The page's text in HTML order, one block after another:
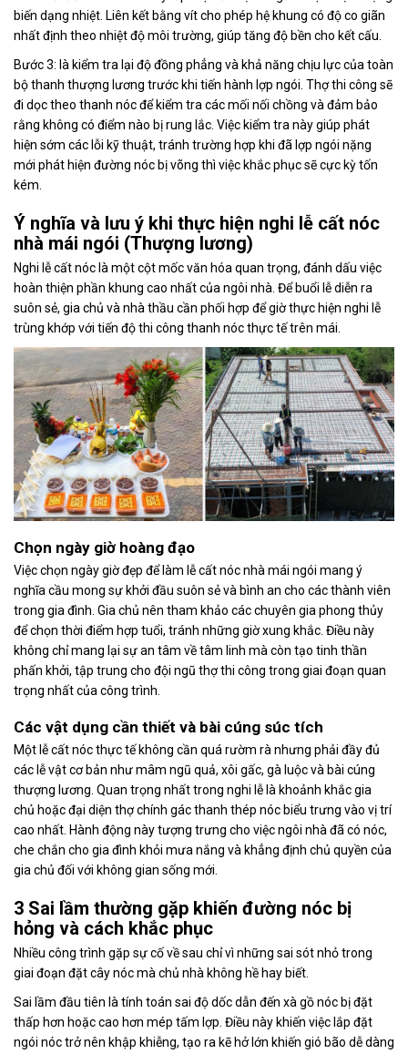
biến dạng nhiệt. Liên kết bằng vít cho phép hệ khung có độ co giãn
nhất định theo nhiệt độ môi trường, giúp tăng độ bền cho kết cấu.
Bước 3: là kiểm tra lại độ đồng phẳng và khả năng chịu lực của toàn
bộ thanh thượng lương trước khi tiến hành lợp ngói. Thợ thi công sẽ
đi dọc theo thanh nóc để kiểm tra các mối nối chồng và đảm bảo
rằng không có điểm nào bị rung lắc. Việc kiểm tra này giúp phát
hiện sớm các lỗi kỹ thuật, tránh trường hợp khi đã lợp ngói nặng
mới phát hiện đường nóc bị võng thì việc khắc phục sẽ cực kỳ tốn
kém.
Ý nghĩa và lưu ý khi thực hiện nghi lễ cất nóc
nhà mái ngói (Thượng lương)
Nghi lễ cất nóc là một cột mốc văn hóa quan trọng, đánh dấu việc
hoàn thiện phần khung cao nhất của ngôi nhà. Để buổi lễ diễn ra
suôn sẻ, gia chủ và nhà thầu cần phối hợp để giờ thực hiện nghi lễ
trùng khớp với tiến độ thi công thanh nóc thực tế trên mái.
Chọn ngày giờ hoàng đạo
Việc chọn ngày giờ đẹp để làm lễ cất nóc nhà mái ngói mang ý
nghĩa cầu mong sự khởi đầu suôn sẻ và bình an cho các thành viên
trong gia đình. Gia chủ nên tham khảo các chuyên gia phong thủy
để chọn thời điểm hợp tuổi, tránh những giờ xung khắc. Điều này
không chỉ mang lại sự an tâm về tâm linh mà còn tạo tinh thần
phấn khởi, tập trung cho đội ngũ thợ thi công trong giai đoạn quan
trọng nhất của công trình.
Các vật dụng cần thiết và bài cúng súc tích
Một lễ cất nóc thực tế không cần quá rườm rà nhưng phải đầy đủ
các lễ vật cơ bản như mâm ngũ quả, xôi gấc, gà luộc và bài cúng
thượng lương. Quan trọng nhất trong nghi lễ là khoảnh khắc gia
chủ hoặc đại diện thợ chính gác thanh thép nóc biểu trưng vào vị trí
cao nhất. Hành động này tượng trưng cho việc ngôi nhà đã có nóc,
che chắn cho gia đình khỏi mưa nắng và khẳng định chủ quyền của
gia chủ đối với không gian sống mới.
3 Sai lầm thường gặp khiến đường nóc bị
hỏng và cách khắc phục
Nhiều công trình gặp sự cố về sau chỉ vì những sai sót nhỏ trong
giai đoạn đặt cây nóc mà chủ nhà không hề hay biết.
Sai lầm đầu tiên là tính toán sai độ dốc dẫn đến xà gồ nóc bị đặt
thấp hơn hoặc cao hơn mép tấm lợp. Điều này khiến việc lắp đặt
ngói nóc trở nên khập khiễng, tạo ra kẽ hở lớn khiến gió bão dễ dàng